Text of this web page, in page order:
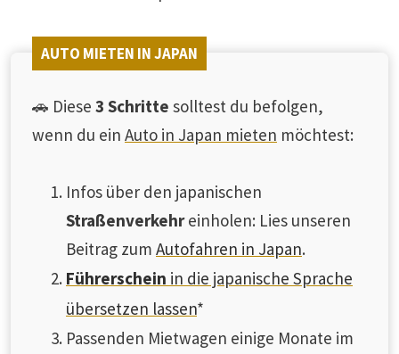
AUTO MIETEN IN JAPAN
🚗 Diese 3 Schritte solltest du befolgen,
wenn du ein Auto in Japan mieten möchtest:
Infos über den japanischen
Straßenverkehreinholen: Lies unseren
Beitrag zum Autofahren in Japan.
Führerschein in die japanische Sprache
übersetzen lassen*
Passenden Mietwagen einige Monate im